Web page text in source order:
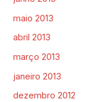
maio 2013
abril 2013
março 2013
janeiro 2013
dezembro 2012